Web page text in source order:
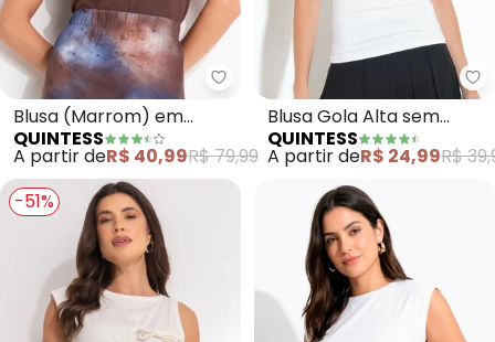
Quintess - Blusa (Marrom) em
Blusa (Marrom) em
Malha Texturizada
QUINTESS
A partir deR$ 40,99R$ 79,99
Blusa Gola Alta sem
Mangas (Branca)
Quintess
QUINTESS
A partir deR$ 24,99R$
-51%